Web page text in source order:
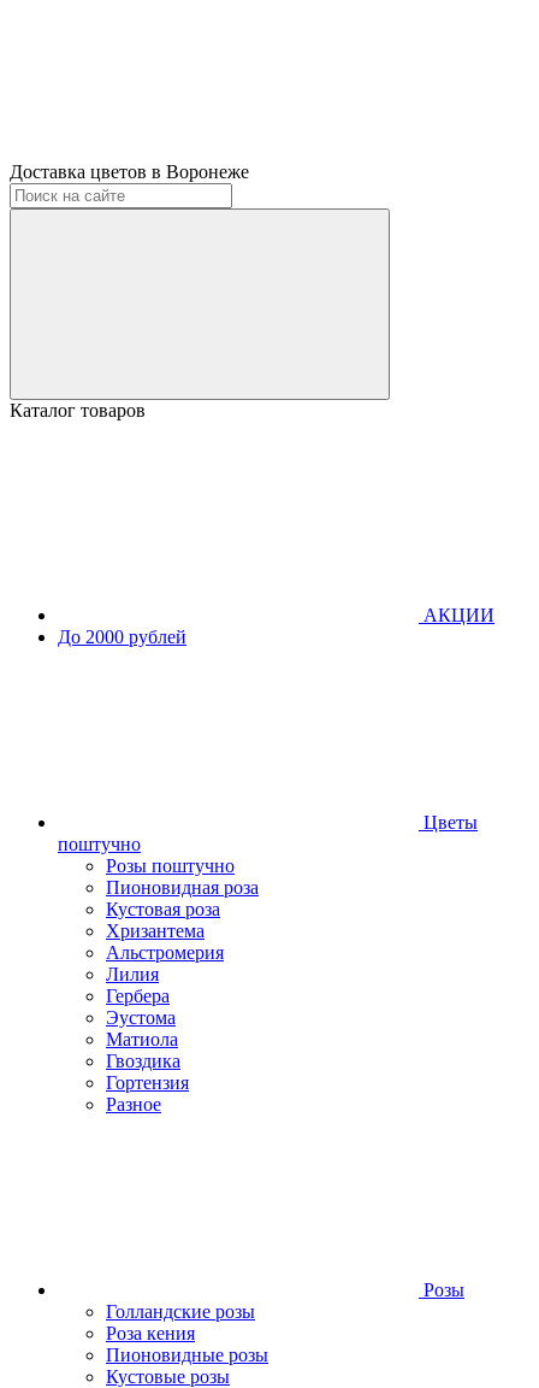
Доставка цветов в Воронеже
Каталог товаров
АКЦИИ
До 2000 рублей
Цветы
поштучно
Розы поштучно
Пионовидная роза
Кустовая роза
Хризантема
Альстромерия
Лилия
Гербера
Эустома
Матиола
Гвоздика
Гортензия
Разное
Розы
Голландские розы
Роза кения
Пионовидные розы
Кустовые розы